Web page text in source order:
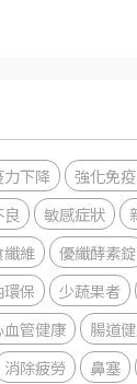
力下降 強化免
敏感症狀
纖維 優纖酵素錠
環保 少蔬果者
血管健康 腸道
消除疲勞 鼻塞